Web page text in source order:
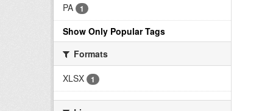
PA 1
Show Only Popular Tags
Formats
XLSX
1